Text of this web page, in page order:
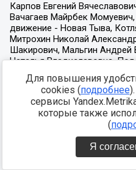
Для повышения
cookies (подробнее
сервисы
которые также
(
Я